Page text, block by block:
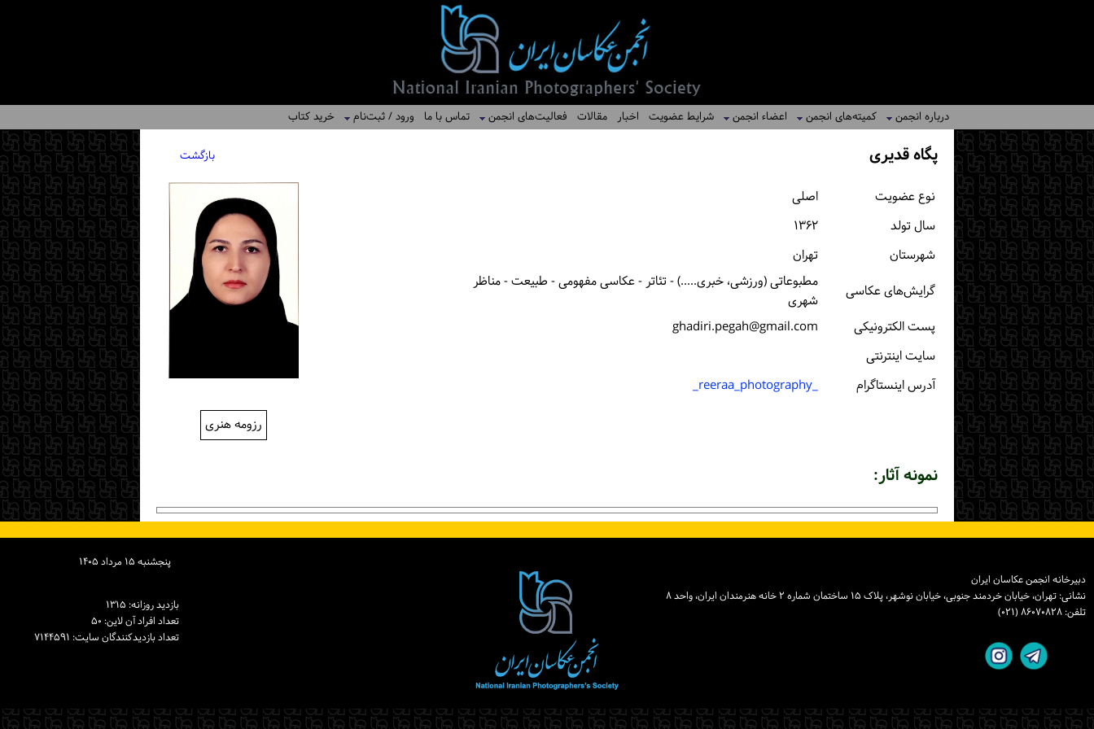
درباره انجمن کمیته‌های انجمن اعضاء انجمن شرایط عضویت اخبار مقالات فعالیت‌های انجمن تماس با ما ورود / ثبت‌نام خرید کتاب
پگاه قدیری بازگشت
رزومه هنری
نوع عضویت
اصلی
سال تولد
۱۳۶۲
شهرستان
تهران
گرایش‌های عکاسی
مطبوعاتی (ورزشی، خبری.....) - تئاتر - عکاسی مفهومی - طبیعت - مناظر
شهری
پست الكترونیكی
ghadiri.pegah@gmail.com
سایت اینترنتی
آدرس اینستاگرام
_reeraa_photography_
نمونه آثار:
پنجشنبه ۱۵ مرداد ۱۴۰۵
بازدید روزانه: ۱۳۱۵
تعداد افراد آن لاین: ۵۰
تعداد بازدیدكنندگان سایت: ۷۱۴۴۵۹۱
دبیرخانه انجمن عکاسان ایران
نشانی: تهران، خیابان خردمند جنوبی، خیابان نوشهر، پلاک ۱۵ ساختمان شماره ۲ خانه هنرمندان ایران، واحد ۸
تلفن: ۸۶۰۷۰۸۲۸ (۰۲۱)